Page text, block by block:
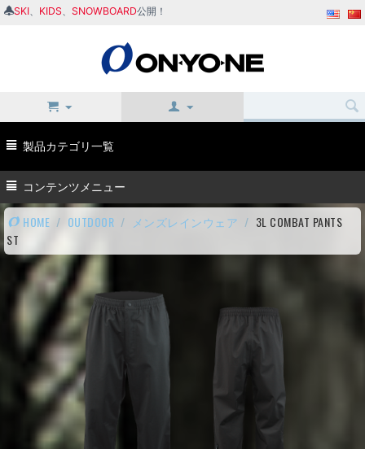
SKI KIDS SNOWBOARD公開！
製品カテゴリ一覧
コンテンツメニュー
HOME / OUTDOOR / メンズレインウェア / 3L COMBAT PANTS
ST